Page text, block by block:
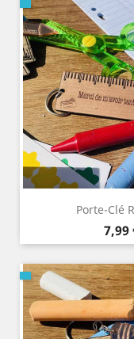
Porte-Clé
Prix
7,99